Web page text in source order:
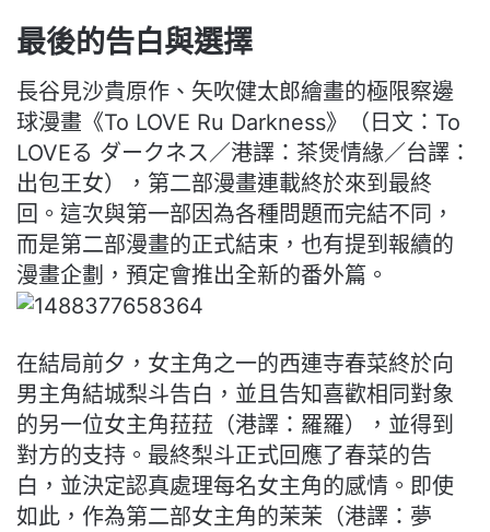
最後的告白與選擇
長谷見沙貴原作、矢吹健太郎繪畫的極限察邊
球漫畫《To LOVE Ru Darkness》（日文：To
LOVEる ダークネス／港譯：茶煲情緣／台譯：
出包王女），第二部漫畫連載終於來到最終
回。這次與第一部因為各種問題而完結不同，
而是第二部漫畫的正式結束，也有提到報續的
漫畫企劃，預定會推出全新的番外篇。
在結局前夕，女主角之一的西連寺春菜終於向
男主角結城梨斗告白， 並且告知喜歡相同對象
的另一位女主角菈菈（港譯：羅羅），並得到
對方的支持。最終梨斗正式回應了春菜的告
白，並決定認真處理每名女主角的感情。即使
如此，作為第二部女主角的茉茉（港譯：夢